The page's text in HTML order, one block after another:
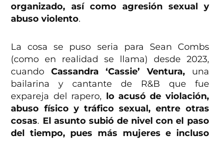
organizado, así como agresión sexual y
abuso violento.
La cosa se puso seria para Sean Combs
(como en realidad se llama) desde 2023,
cuandoCassandra ‘Cassie’ Ventura, una
bailarina y cantante de R&B que fue
expareja del rapero, lo acusó de violación,
abuso físico y tráfico sexual, entre otras
cosas. El asunto subió de nivel con el paso
del tiempo, pues más mujeres e incluso